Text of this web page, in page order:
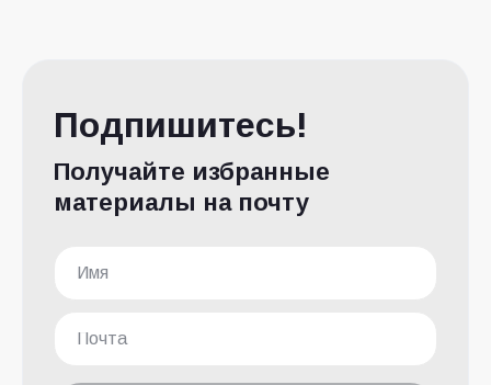
Подпишитесь!
Получайте избранные
материалы на почту